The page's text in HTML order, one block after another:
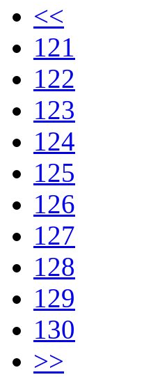
<<
121
122
123
124
125
126
127
128
129
130
>>